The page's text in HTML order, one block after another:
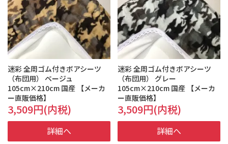
迷彩 全周ゴム付きボアシーツ
（布団用） ベージュ
105cm×210cm 国産 【メーカ
ー直販価格】
3,509円(内税)
詳細へ
迷彩 全周ゴム付きボアシーツ
（布団用） グレー
105cm×210cm 国産 【メーカ
ー直販価格】
3,509円(内税)
詳細へ